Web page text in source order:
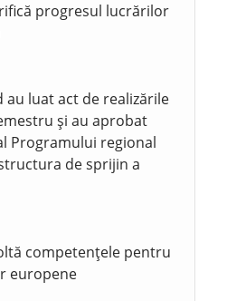
progresul lucrărilor
au luat act de realizările
și au aprobat
Programului regional
de sprijin a
competențele pentru
europene